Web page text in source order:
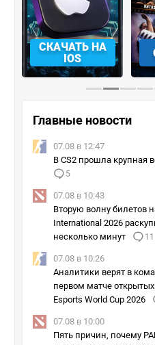
СМОТРЕТЬ
Главные новости
07.08 в 12:47
В CS2 прошла крупная
5
07.08 в 10:43
Вторую волну билетов
International 2026
несколько минут
11
07.08 в 10:26
Аналитики верят в
первом матче
Esports World Cup 2026
07.08 в 10:00
Пять причин, почему